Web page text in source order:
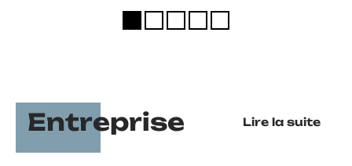
Entreprise Lire la suite